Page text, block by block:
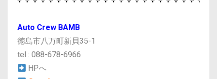
Auto Crew BAMB
徳島市八万町新貝35-1
tel : 088-678-6966
HPへ